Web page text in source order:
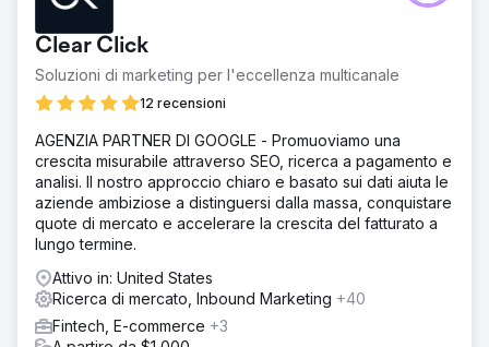
ha faticato a far crescere il proprio business online
nonostante anni di sforzi. Ad aprile 2020 aveva raggiunto
solo 70.000 utenti e 162.318,92 dollari di entrate mensili. È
stato allora che ha collaborato con noi. I risultati parlano
da soli.
Ci siamo concentrati sull'identificazione dei clienti giusti
attraverso campagne di marketing mirate per aumentare il
coinvolgimento e i tassi di conversione. La ricerca
organica è stata fondamentale per creare la sostenibilità
aziendale. Abbiamo ridisegnato il sito web e ottimizzato
l'esperienza dell'utente e il percorso dell'acquirente.
Risultato
Quando abbiamo iniziato ad aprile, la società stava
spendendo troppo per attirare 70.000 utenti e generare
Clear Click
Soluzioni di marketing per l'eccellenza multicanale
12 recensioni
AGENZIA PARTNER DI GOOGLE - Promuoviamo una
crescita misurabile attraverso SEO, ricerca a pagamento e
analisi. Il nostro approccio chiaro e basato sui dati aiuta le
aziende ambiziose a distinguersi dalla massa, conquistare
quote di mercato e accelerare la crescita del fatturato a
lungo termine.
Attivo in: United States
Ricerca di mercato, Inbound Marketing +40
Fintech, E-commerce +3